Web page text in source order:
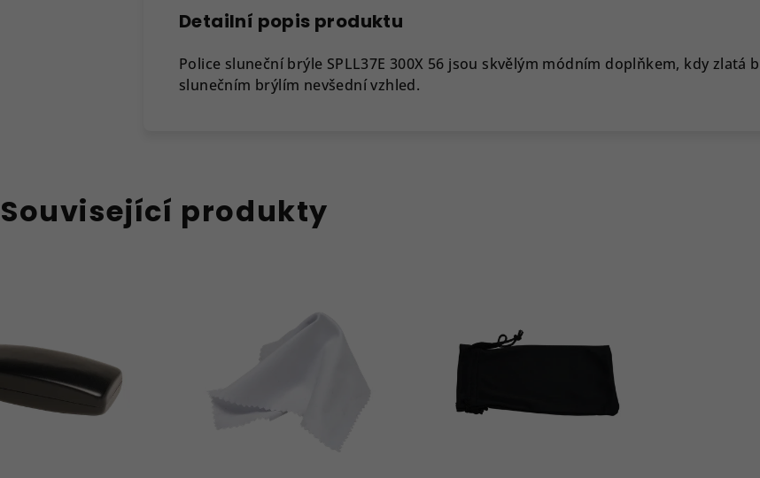
Detailní popis produktu
Police sluneční brýle SPLL37E 300X 56 jsou skvělým módním doplňkem, kdy
slunečním brýlím nevšední vzhled.
Související produkty